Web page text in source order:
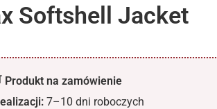
Softshell Jacket
Produkt na zamówienie
7–10 dni roboczych